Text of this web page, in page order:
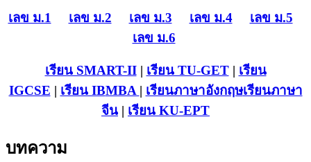
เลข ม.1 เลข ม.2 เลข ม.3 เลข ม.4
เลข ม.5
เลข ม.6
เรียน SMART-II| เรียน TU-GET| เรียน
IGCSE | เรียน IBMBA | เรียนภาษาอังกฤษเรียนภาษา
จีน | เรียน KU-EPT
บทความ